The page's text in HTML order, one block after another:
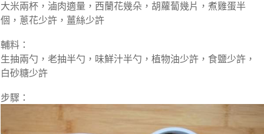
大米兩杯，滷肉適量，西蘭花幾朵，胡蘿蔔幾片，煮雞蛋半
個，蔥花少許，薑絲少許
輔料：
生抽兩勺，老抽半勺，味鮮汁半勺，植物油少許，食鹽少許，
白砂糖少許
步驟：